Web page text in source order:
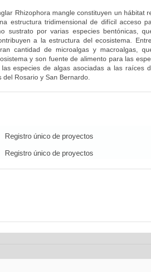
Rhizophora mangle constituyen un hábitat
estructura tridimensional de difícil acceso
sustrato por varias especies bentónicas,
a la estructura del ecosistema.
cantidad de microalgas y macroalgas,
y son fuente de alimento para las
especies de algas asociadas a las raíces
Rosario y San Bernardo.
Registro único de proyectos
Registro único de proyectos